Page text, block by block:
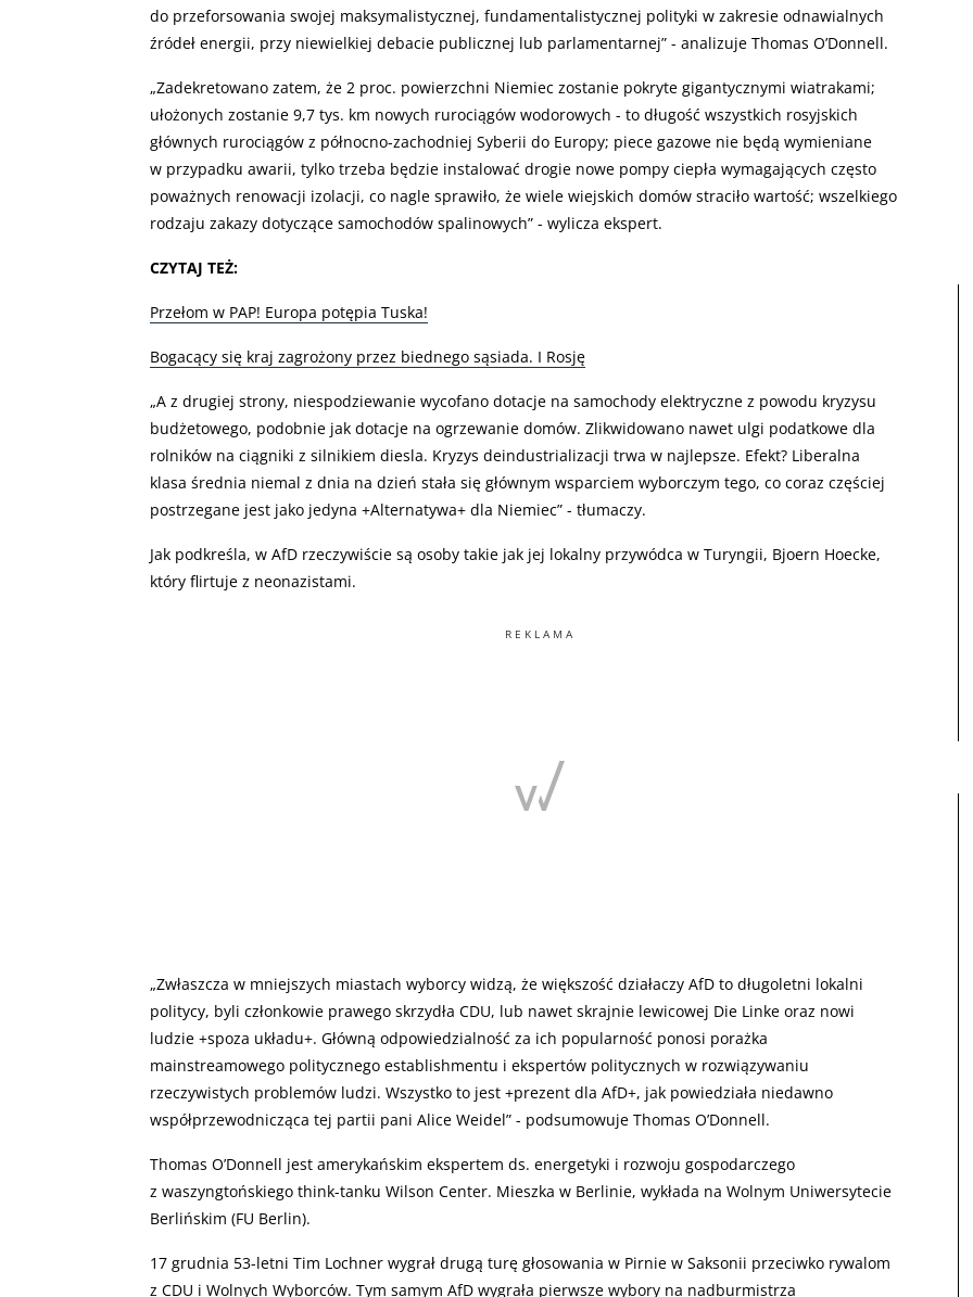
do przeforsowania swojej maksymalistycznej, fundamentalistycznej polityki w zakresie odnawialnych
źródeł energii, przy niewielkiej debacie publicznej lub parlamentarnej” - analizuje Thomas O’Donnell.
„Zadekretowano zatem, że 2 proc. powierzchni Niemiec zostanie pokryte gigantycznymi wiatrakami;
ułożonych zostanie 9,7 tys. km nowych rurociągów wodorowych - to długość wszystkich rosyjskich
głównych rurociągów z północno-zachodniej Syberii do Europy; piece gazowe nie będą wymieniane
w przypadku awarii, tylko trzeba będzie instalować drogie nowe pompy ciepła wymagających często
poważnych renowacji izolacji, co nagle sprawiło, że wiele wiejskich domów straciło wartość; wszelkiego
rodzaju zakazy dotyczące samochodów spalinowych” - wylicza ekspert.
CZYTAJ TEŻ:
Przełom w PAP! Europa potępia Tuska!
Bogacący się kraj zagrożony przez biednego sąsiada. I Rosję
„A z drugiej strony, niespodziewanie wycofano dotacje na samochody elektryczne z powodu kryzysu
budżetowego, podobnie jak dotacje na ogrzewanie domów. Zlikwidowano nawet ulgi podatkowe dla
rolników na ciągniki z silnikiem diesla. Kryzys deindustrializacji trwa w najlepsze. Efekt? Liberalna
klasa średnia niemal z dnia na dzień stała się głównym wsparciem wyborczym tego, co coraz częściej
postrzegane jest jako jedyna +Alternatywa+ dla Niemiec” - tłumaczy.
Jak podkreśla, w AfD rzeczywiście są osoby takie jak jej lokalny przywódca w Turyngii, Bjoern Hoecke,
który flirtuje z neonazistami.
REKLAMA
„Zwłaszcza w mniejszych miastach wyborcy widzą, że większość działaczy AfD to długoletni lokalni
politycy, byli członkowie prawego skrzydła CDU, lub nawet skrajnie lewicowej Die Linke oraz nowi
ludzie +spoza układu+. Główną odpowiedzialność za ich popularność ponosi porażka
mainstreamowego politycznego establishmentu i ekspertów politycznych w rozwiązywaniu
rzeczywistych problemów ludzi. Wszystko to jest +prezent dla AfD+, jak powiedziała niedawno
współprzewodnicząca tej partii pani Alice Weidel” - podsumowuje Thomas O’Donnell.
Thomas O’Donnell jest amerykańskim ekspertem ds. energetyki i rozwoju gospodarczego
z waszyngtońskiego think-tanku Wilson Center. Mieszka w Berlinie, wykłada na Wolnym Uniwersytecie
Berlińskim (FU Berlin).
17 grudnia 53-letni Tim Lochner wygrał drugą turę głosowania w Pirnie w Saksonii przeciwko rywalom
z CDU i Wolnych Wyborców. Tym samym AfD wygrała pierwsze wybory na nadburmistrza